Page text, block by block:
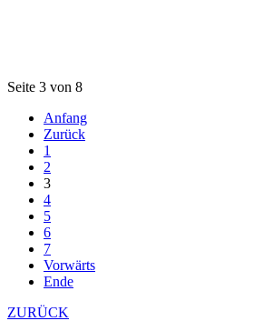
Seite 3 von 8
Anfang
Zurück
1
2
3
4
5
6
7
Vorwärts
Ende
ZURÜCK